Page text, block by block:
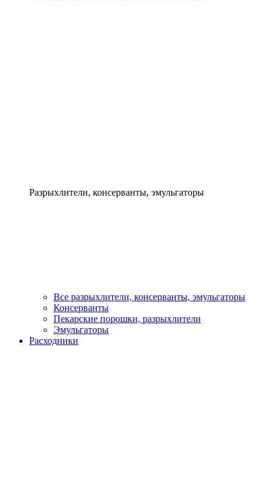
Разрыхлители, консерванты, эмульгаторы
Все разрыхлители, консерванты, эмульгаторы
Консерванты
Пекарские порошки, разрыхлители
Эмульгаторы
Расходники